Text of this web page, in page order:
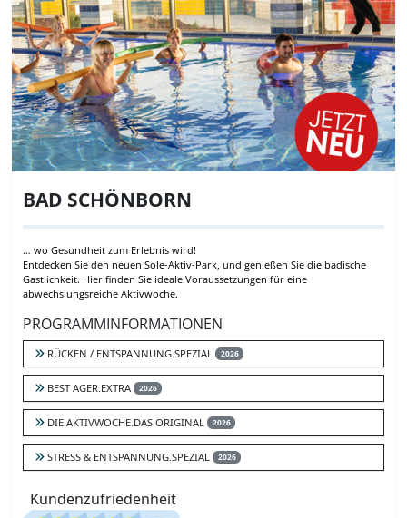
BAD SCHÖNBORN
… wo Gesundheit zum Erlebnis wird!
Entdecken Sie den neuen Sole-Aktiv-Park, und genießen Sie die badische
Gastlichkeit. Hier finden Sie ideale Voraussetzungen für eine
abwechslungsreiche Aktivwoche.
PROGRAMMINFORMATIONEN
RÜCKEN / ENTSPANNUNG.SPEZIAL 2026
BEST AGER.EXTRA 2026
DIE AKTIVWOCHE.DAS ORIGINAL 2026
STRESS & ENTSPANNUNG.SPEZIAL 2026
Kundenzufriedenheit